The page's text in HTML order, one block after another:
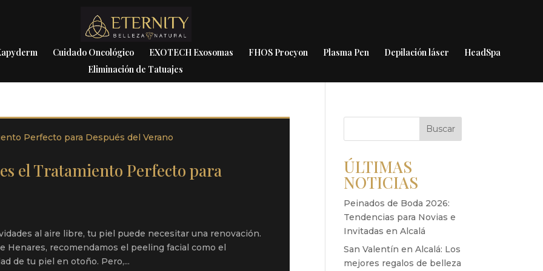
Cuidado Oncológico EXOTECH Exosomas FHOS Procyon Plasma Pen Depilación láser
HeadSpa
Eliminación de Tatuajes
el Tratamiento Perfecto para
al aire libre, tu piel puede necesitar una renovación.
Henares, recomendamos el peeling facial como el
de tu piel en otoño. Pero,...
Buscar
ÚLTIMAS
NOTICIAS
Peinados de Boda 2026:
Tendencias para Novias e
Invitadas en Alcalá
San Valentín en Alcalá: Los
mejores regalos de belleza